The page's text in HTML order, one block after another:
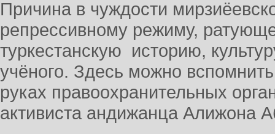
Причина в чуждости
репрессивному режиму,
туркестанскую историю,
учёного. Здесь можно
руках правоохранительных
активиста андижанца Алижона